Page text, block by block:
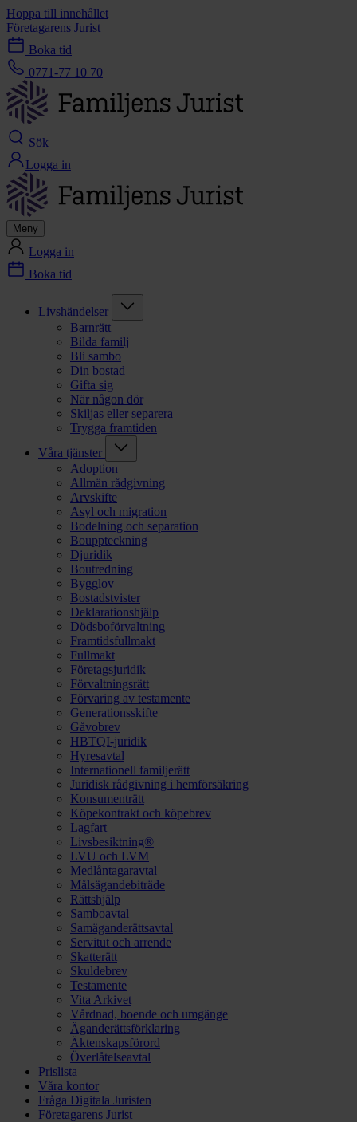
Hoppa till innehållet
Företagarens Jurist
Boka tid
0771-77 10 70
Sök
Logga in
Meny
Logga in
Boka tid
Livshändelser
Barnrätt
Bilda familj
Bli sambo
Din bostad
Gifta sig
När någon dör
Skiljas eller separera
Trygga framtiden
Våra tjänster
Adoption
Allmän rådgivning
Arvskifte
Asyl och migration
Bodelning och separation
Bouppteckning
Djuridik
Boutredning
Bygglov
Bostadstvister
Deklarationshjälp
Dödsboförvaltning
Framtidsfullmakt
Fullmakt
Företagsjuridik
Förvaltningsrätt
Förvaring av testamente
Generationsskifte
Gåvobrev
HBTQI-juridik
Hyresavtal
Internationell familjerätt
Juridisk rådgivning i hemförsäkring
Konsumenträtt
Köpekontrakt och köpebrev
Lagfart
Livsbesiktning®
LVU och LVM
Medlåntagaravtal
Målsägandebiträde
Rättshjälp
Samboavtal
Samäganderättsavtal
Servitut och arrende
Skatterätt
Skuldebrev
Testamente
Vita Arkivet
Vårdnad, boende och umgänge
Äganderättsförklaring
Äktenskapsförord
Överlåtelseavtal
Prislista
Våra kontor
Fråga Digitala Juristen
Företagarens Jurist